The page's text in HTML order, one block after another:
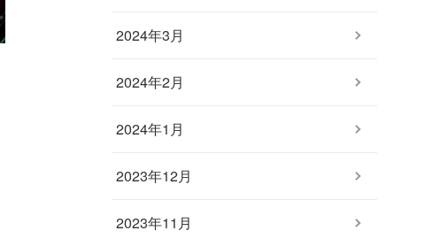
2024年3月
2024年2月
2024年1月
2023年12月
2023年11月